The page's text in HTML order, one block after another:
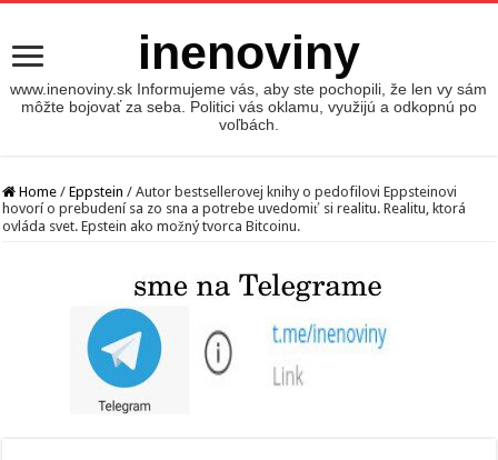
inenoviny
www.inenoviny.sk Informujeme vás, aby ste pochopili, že len vy sám
môžte bojovať za seba. Politici vás oklamu, využijú a odkopnú po
voľbách.
Home / Eppstein / Autor bestsellerovej knihy o pedofilovi Eppsteinovi
hovorí o prebudení sa zo sna a potrebe uvedomiť si realitu. Realitu, ktorá
ovláda svet. Epstein ako možný tvorca Bitcoinu.